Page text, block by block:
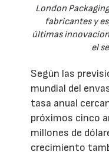
London
fabricantes y
últimas
el
Según las
mundial del
tasa anual
próximos cinco
millones de
crecimiento